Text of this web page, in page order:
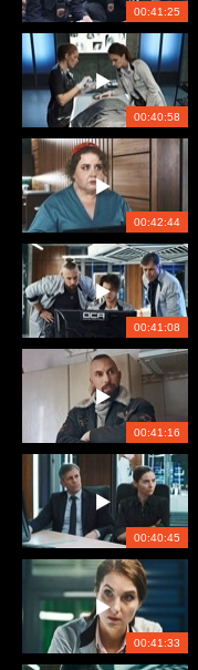
00:41:25
00:40:58
00:42:44
00:41:08
00:41:16
00:40:45
00:41:33